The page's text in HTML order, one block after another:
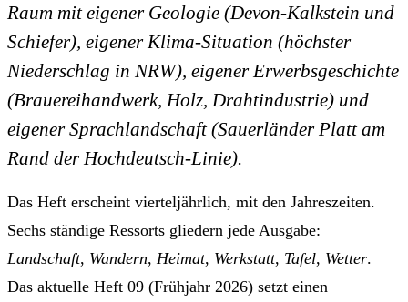
Raum mit eigener Geologie (Devon-Kalkstein und
Schiefer), eigener Klima-Situation (höchster
Niederschlag in NRW), eigener Erwerbsgeschichte
(Brauereihandwerk, Holz, Drahtindustrie) und
eigener Sprachlandschaft (Sauerländer Platt am
Rand der Hochdeutsch-Linie).
Das Heft erscheint vierteljährlich, mit den Jahreszeiten.
Sechs ständige Ressorts gliedern jede Ausgabe:
Landschaft, Wandern, Heimat, Werkstatt, Tafel, Wetter.
Das aktuelle Heft 09 (Frühjahr 2026) setzt einen